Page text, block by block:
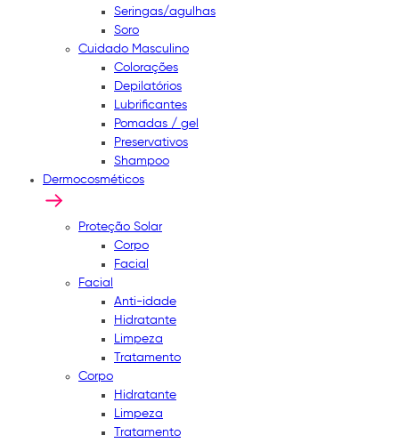
Seringas/agulhas
Soro
Cuidado Masculino
Colorações
Depilatórios
Lubrificantes
Pomadas / gel
Preservativos
Shampoo
Dermocosméticos
Proteção Solar
Corpo
Facial
Facial
Anti-idade
Hidratante
Limpeza
Tratamento
Corpo
Hidratante
Limpeza
Tratamento